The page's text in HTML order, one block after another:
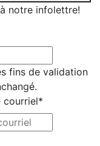
notre infolettre!
fins de validation
courriel*